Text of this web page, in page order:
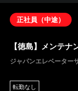
正社員（中途）
【徳島】メンテ
ジャパンエレベーター
転勤なし